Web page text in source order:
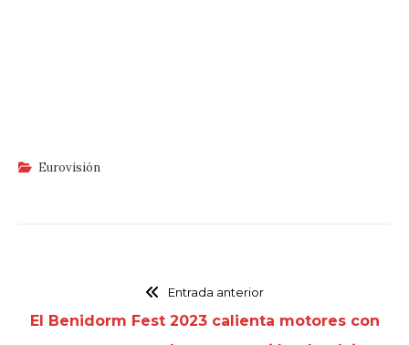
Eurovisión
Entrada anterior
El Benidorm Fest 2023 calienta motores con